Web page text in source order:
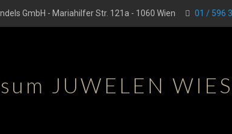
GmbH - Mariahilfer Str. 121a - 1060 Wien 01 / 596
JUWELEN